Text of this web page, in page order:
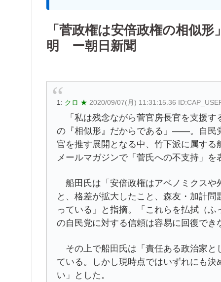
「菅政権は安倍政権の相似
明 ー朝日新聞
1: クロ ★ 2020/09/07(月) 11:31:15.36
「私は残念ながら菅官房長官を支援す
の『相似形』だからである」――。自民
官を推す展開となる中、竹下派に属す
メールマガジンで「菅氏への不支持」を
船田氏は「安倍政権はアベノミクスや
と、格差が拡大したこと、森友・加計
っている」と指摘。「これらを払拭（
の自民党に対する信頼は容易に回復で
その上で船田氏は「責任ある政治家と
ている。しかし現時点ではいずれにも
い」とした。